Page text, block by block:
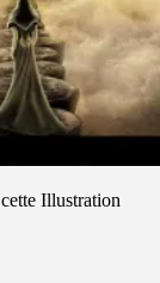
Illustration